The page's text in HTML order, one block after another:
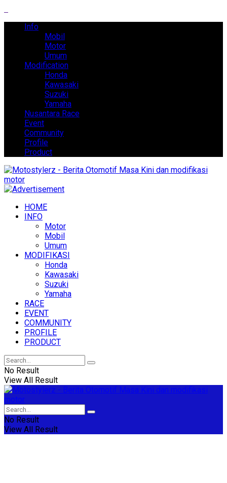
Info
Mobil
Motor
Umum
Modification
Honda
Kawasaki
Suzuki
Yamaha
Nusantara Race
Event
Community
Profile
Product
HOME
INFO
Motor
Mobil
Umum
MODIFIKASI
Honda
Kawasaki
Suzuki
Yamaha
RACE
EVENT
COMMUNITY
PROFILE
PRODUCT
No Result
View All Result
No Result
View All Result